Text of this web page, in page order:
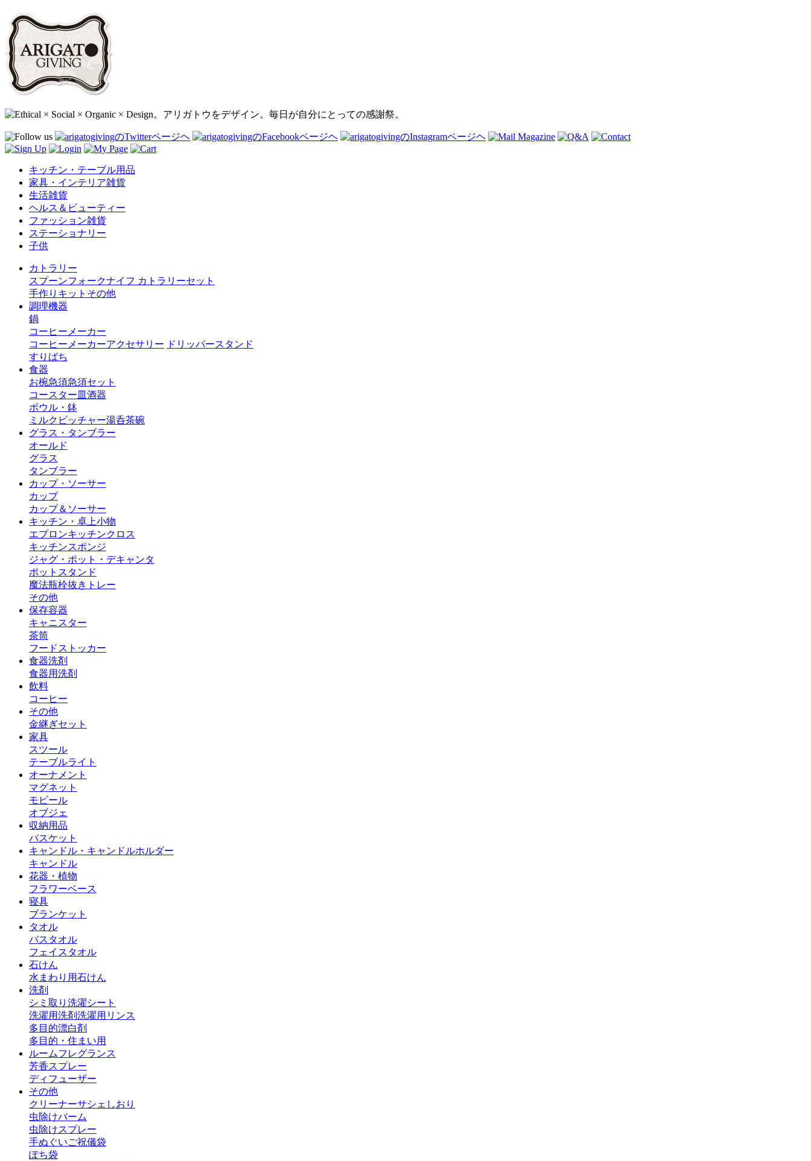
キッチン・テーブル用品
家具・インテリア雑貨
生活雑貨
ヘルス＆ビューティー
ファッション雑貨
ステーショナリー
子供
カトラリー
スプーンフォークナイフ カトラリーセット
手作りキット その他
調理機器
鍋
コーヒーメーカー
コーヒーメーカーアクセサリー ドリッパースタンド
すりばち
食器
お椀急須急須セット
コースター 皿 酒器
ボウル・鉢
ミルクピッチャー湯呑茶碗
グラス・タンブラー
オールド
グラス
タンブラー
カップ・ソーサー
カップ
カップ＆ソーサー
キッチン・卓上小物
エプロンキッチンクロス
キッチンスポンジ
ジャグ・ポット・デキャンタ
ポットスタンド
魔法瓶栓抜き トレー
その他
保存容器
キャニスター
茶筒
フードストッカー
食器洗剤
食器用洗剤
飲料
コーヒー
その他
金継ぎセット
家具
スツール
テーブルライト
オーナメント
マグネット
モビール
オブジェ
収納用品
バスケット
キャンドル・キャンドルホルダー
キャンドル
花器・植物
フラワーベース
寝具
ブランケット
タオル
バスタオル
フェイスタオル
石けん
水まわり用石けん
洗剤
シミ取り 洗濯シート
洗濯用洗剤洗濯用リンス
多目的漂白剤
多目的・住まい用
ルームフレグランス
芳香スプレー
ディフューザー
その他
クリーナーサシェ しおり
虫除けバーム
虫除けスプレー
手ぬぐいご祝儀袋
ぽち袋